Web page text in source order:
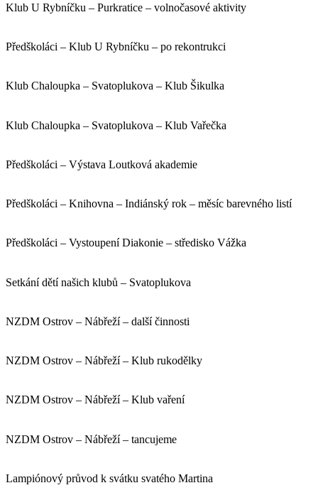
Klub U Rybníčku – Purkratice – volnočasové aktivity
Předškoláci – Klub U Rybníčku – po rekontrukci
Klub Chaloupka – Svatoplukova – Klub Šikulka
Klub Chaloupka – Svatoplukova – Klub Vařečka
Předškoláci – Výstava Loutková akademie
Předškoláci – Knihovna – Indiánský rok – měsíc barevného listí
Předškoláci – Vystoupení Diakonie – středisko Vážka
Setkání dětí našich klubů – Svatoplukova
NZDM Ostrov – Nábřeží – další činnosti
NZDM Ostrov – Nábřeží – Klub rukodělky
NZDM Ostrov – Nábřeží – Klub vaření
NZDM Ostrov – Nábřeží – tancujeme
Lampiónový průvod k svátku svatého Martina